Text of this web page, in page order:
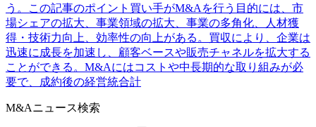
う。この記事のポイント買い手がM&Aを行う目的には、市
場シェアの拡大、事業領域の拡大、事業の多角化、人材獲
得・技術力向上、効率性の向上がある。買収により、企業は
迅速に成長を加速し、顧客ベースや販売チャネルを拡大する
ことができる。M&Aにはコストや中長期的な取り組みが必
要で、成約後の経営統合計
M&Aニュース検索